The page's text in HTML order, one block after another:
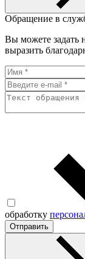
Обращение в
Вы можете задать
выразить
обработку
Отправить